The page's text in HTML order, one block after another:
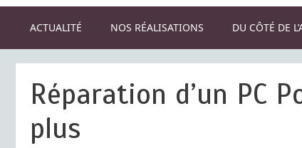
ACTUALITÉ NOS RÉALISATIONS DU CÔTÉ DE
Réparation d’un PC
plus